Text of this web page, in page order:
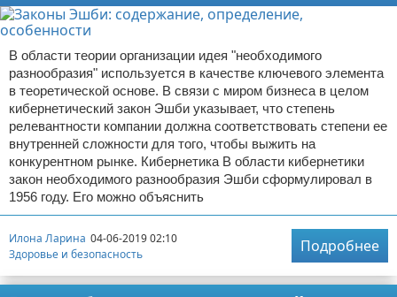
В области теории организации идея "необходимого
разнообразия" используется в качестве ключевого элемента
в теоретической основе. В связи с миром бизнеса в целом
кибернетический закон Эшби указывает, что степень
релевантности компании должна соответствовать степени ее
внутренней сложности для того, чтобы выжить на
конкурентном рынке. Кибернетика В области кибернетики
закон необходимого разнообразия Эшби сформулировал в
1956 году. Его можно объяснить
Илона Ларина 04-06-2019 02:10
Здоровье и безопасность
Подробнее